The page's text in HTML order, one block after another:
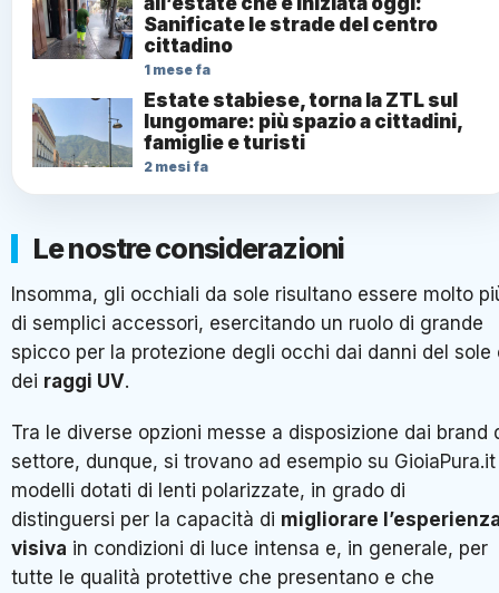
Sanificate le strade del centro
cittadino
1 mese fa
Estate stabiese, torna la ZTL sul
lungomare: più spazio a cittadini,
famiglie e turisti
2 mesi fa
Le nostre considerazioni
Insomma, gli occhiali da sole risultano essere molto
di semplici accessori, esercitando un ruolo di grande
spicco per la protezione degli occhi dai danni del sole
dei raggi UV.
Tra le diverse opzioni messe a disposizione dai brand
settore, dunque, si trovano ad esempio su
modelli dotati di lenti polarizzate, in grado di
distinguersi per la capacità di migliorare
visiva in condizioni di luce intensa e, in generale, per
tutte le qualità protettive che presentano e che